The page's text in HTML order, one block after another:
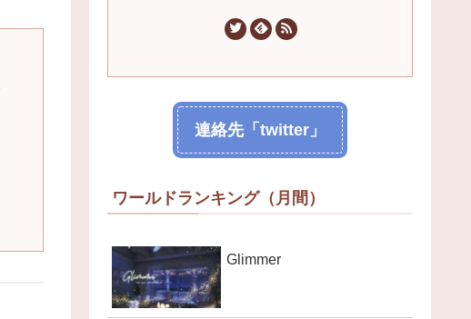
連絡先「twitter」
ワールドランキング（月間）
Glimmer